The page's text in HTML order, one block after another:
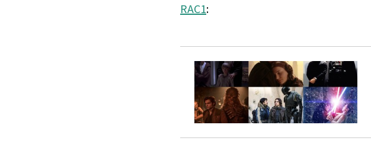
RAC1: